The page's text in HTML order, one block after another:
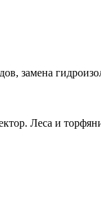
замена
Леса и